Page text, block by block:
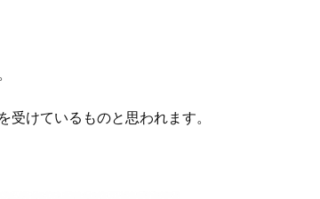
けているものと思われます。